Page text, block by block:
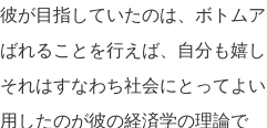
が目指していたのは、ボトムア
れることを行えば、自分も嬉し
れはすなわち社会にとってよい
したのが彼の経済学の理論で